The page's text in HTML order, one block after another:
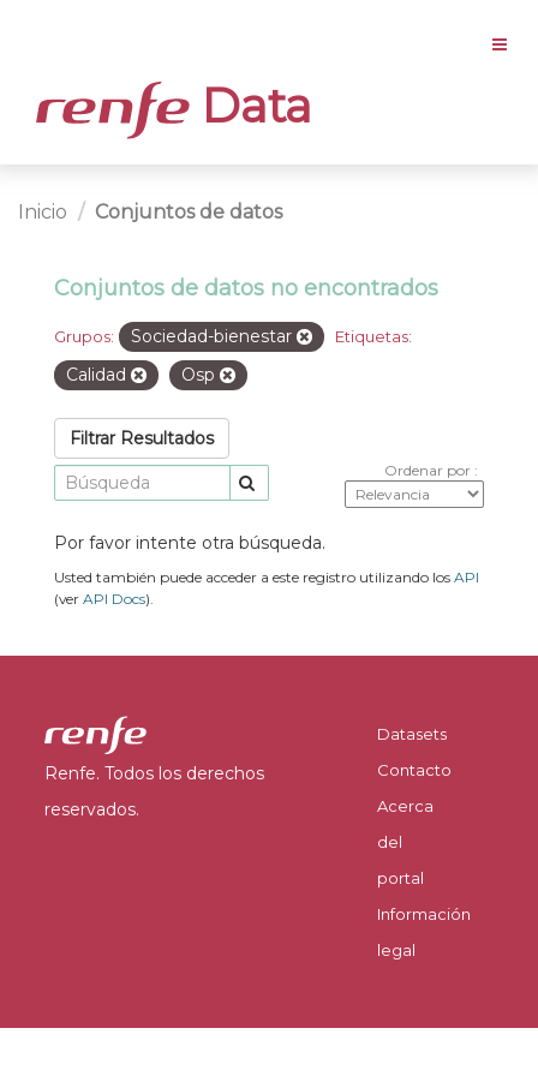
Data
Inicio Conjuntos de datos
Conjuntos de datos no encontrados
Grupos: Sociedad-bienestar Etiquetas:
Calidad Osp
Filtrar Resultados
Ordenar por
Por favor intente otra búsqueda.
Usted también puede acceder a este registro utilizando los API
(ver API Docs).
Renfe. Todos los derechos
reservados.
Datasets
Contacto
Acerca
del
portal
Información
legal